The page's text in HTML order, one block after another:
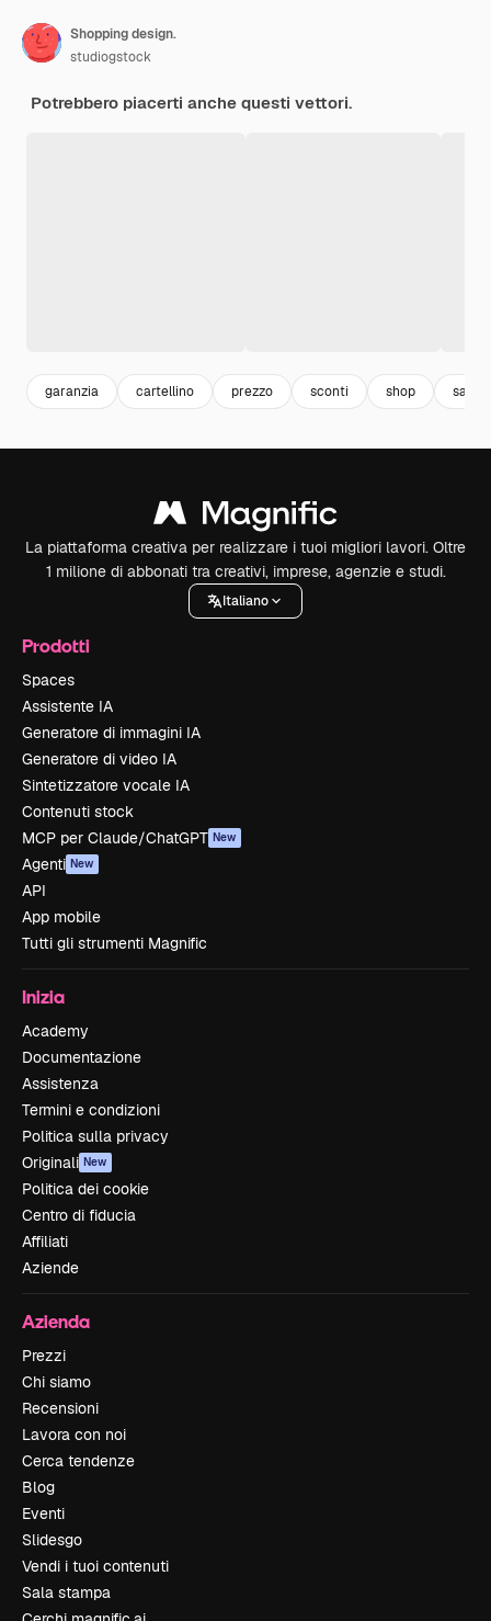
Shopping design.
studiogstock
Potrebbero piacerti anche questi vettori.
garanzia cartellino prezzo sconti shop saldi
La piattaforma creativa per realizzare i tuoi migliori lavori. Oltre
1 milione di abbonati tra creativi, imprese, agenzie e studi.
Italiano
Prodotti
Spaces
Assistente IA
Generatore di immagini IA
Generatore di video IA
Sintetizzatore vocale IA
Contenuti stock
MCP per Claude/ChatGPT New
Agenti New
API
App mobile
Tutti gli strumenti Magnific
Inizia
Academy
Documentazione
Assistenza
Termini e condizioni
Politica sulla privacy
Originali New
Politica dei cookie
Centro di fiducia
Affiliati
Aziende
Azienda
Prezzi
Chi siamo
Recensioni
Lavora con noi
Cerca tendenze
Blog
Eventi
Slidesgo
Vendi i tuoi contenuti
Sala stampa